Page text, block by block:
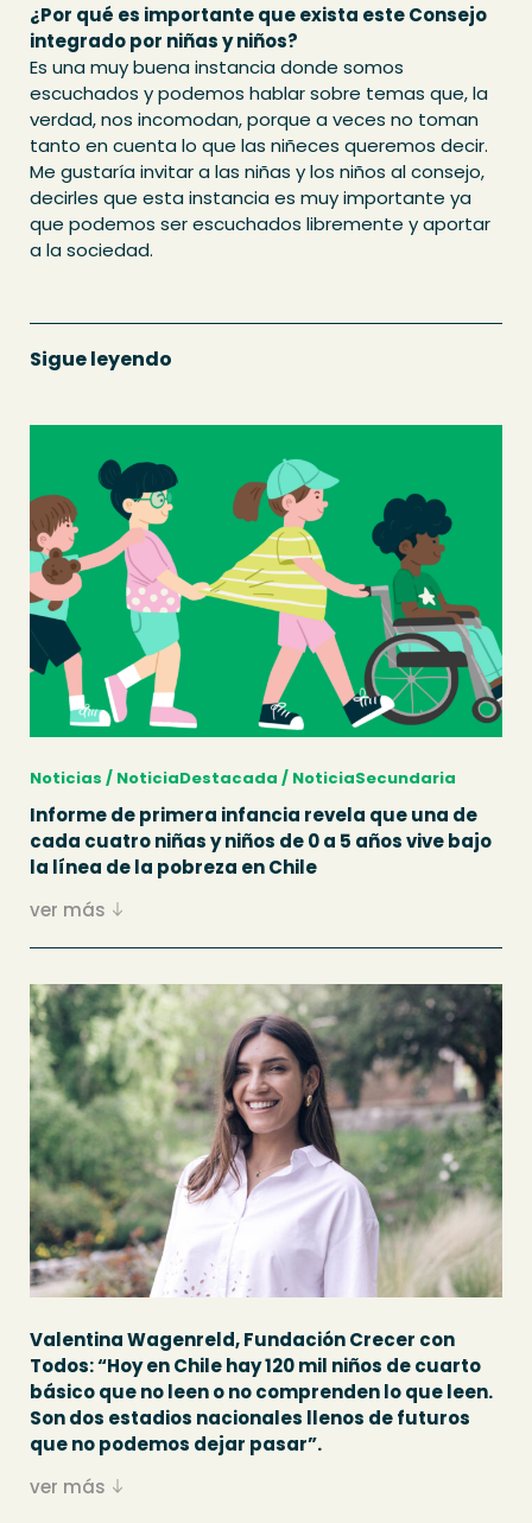
¿Por qué es importante que exista este Consejo
integrado por niñas y niños?
Es una muy buena instancia donde somos
escuchados y podemos hablar sobre temas que, la
verdad, nos incomodan, porque a veces no toman
tanto en cuenta lo que las niñeces queremos decir.
Me gustaría invitar a las niñas y los niños al consejo,
decirles que esta instancia es muy importante ya
que podemos ser escuchados libremente y aportar
a la sociedad.
Sigue leyendo
Noticias / NoticiaDestacada / NoticiaSecundaria
Informe de primera infancia revela que una de
cada cuatro niñas y niños de 0 a 5 años vive bajo
la línea de la pobreza en Chile
ver más
Valentina Wagenreld, Fundación Crecer con
Todos: “Hoy en Chile hay 120 mil niños de cuarto
básico que no leen o no comprenden lo que leen.
Son dos estadios nacionales llenos de futuros
que no podemos dejar pasar”.
ver más